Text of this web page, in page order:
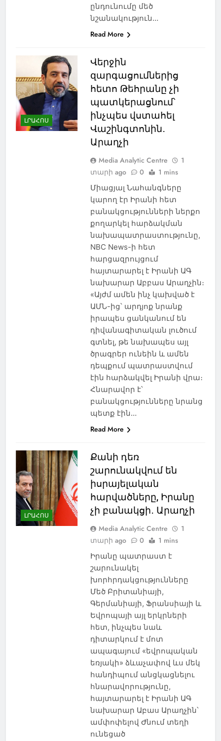
ընդունումը մեծ
նշանակություն…
Read More
ԼՐԱՀՈՍ
Վերջին
զարգացումներից
հետո Թեհրանը չի
պատկերացնում՝
ինչպես վստահել
Վաշինգտոնին․
Արաղչի
Media Analytic Centre
1
տարի ago
0 1 mins
Միացյալ Նահանգները
կարող էր Իրանի հետ
բանակցությունների ներքո
քողարկել հարձակման
նախապատրաստությունը,
NBC News-ի հետ
հարցազրույցում
հայտարարել է Իրանի ԱԳ
նախարար Աբբաս Արաղչին։
«Այժմ ամեն ինչ կախված է
ԱՄՆ-ից՝ արդյոք նրանք
իրապես ցանկանում են
դիվանագիտական լուծում
գտնել, թե նախապես այլ
ծրագրեր ունեին և ամեն
դեպքում պատրաստվում
էին հարձակվել Իրանի վրա։
Հնարավոր է՝
բանակցությունները նրանց
պետք էին…
Read More
ԼՐԱՀՈՍ
Քանի դեռ
շարունակվում են
իսրայելական
հարվածները, Իրանը
չի բանակցի․ Արաղչի
Media Analytic Centre
1
տարի ago
0 1 mins
Իրանը պատրաստ է
շարունակել
խորհրդակցությունները
Մեծ Բրիտանիայի,
Գերմանիայի, Ֆրանսիայի և
Եվրոպայի այլ երկրների
հետ, ինչպես նաև
դիտարկում է մոտ
ապագայում «եվրոպական
եռյակի» ձևաչափով ևս մեկ
հանդիպում անցկացնելու
հնարավորությունը,
հայտարարել է Իրանի ԱԳ
նախարար Աբաս Արաղչին՝
ամփոփելով Ժնում տեղի
ունեցած